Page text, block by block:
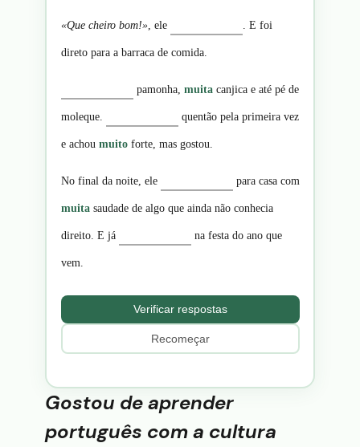
«Que cheiro bom!», ele . E foi
direto para a barraca de comida.
pamonha, muitacanjica e até pé de
moleque. quentão pela primeira vez
e achou muitoforte, mas gostou.
No final da noite, ele para casa com
muitasaudade de algo que ainda não conhecia
direito. E já na festa do ano que
vem.
Verificar respostas
Recomeçar
Gostou de aprender
português com a cultura